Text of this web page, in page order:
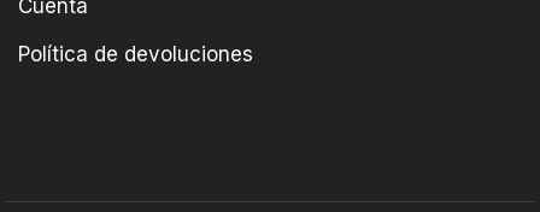
Cuenta
Política de devoluciones